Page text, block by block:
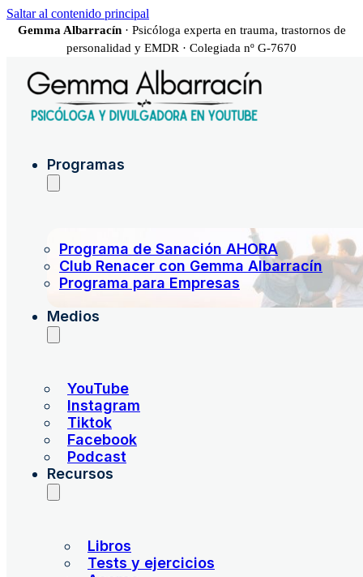
Saltar al contenido principal
Gemma Albarracín· Psicóloga experta en trauma, trastornos de
personalidad y EMDR · Colegiada nº G-7670
Programas
Programa de Sanación AHORA
Club Renacer con Gemma Albarracín
Programa para Empresas
Medios
YouTube
Instagram
Tiktok
Facebook
Podcast
Recursos
Libros
Tests y ejercicios